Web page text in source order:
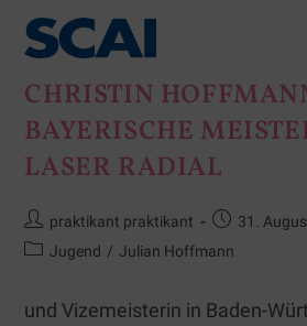
CHRISTIN
BAYERISCHE
LASER RADIAL
praktikant praktikant
31.
Jugend / Julian Hoffmann
und Vizemeisterin in Baden-